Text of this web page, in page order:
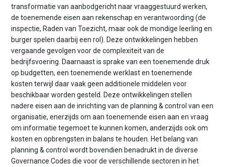
transformatie van aanbodgericht naar vraaggestuurd werken,
de toenemende eisen aan rekenschap en verantwoording (de
inspectie, Raden van Toezicht, maar ook de mondige leerling en
burger spelen daarbij een rol). Deze ontwikkelingen hebben
vergaande gevolgen voor de complexiteit van de
bedrijfsvoering. Daarnaast is sprake van een toenemende druk
op budgetten, een toenemende werklast en toenemende
kosten terwijl daar vaak geen additionele middelen voor
beschikbaar worden gesteld. Deze ontwikkelingen stellen
nadere eisen aan de inrichting van de planning & control van een
organisatie, enerzijds om aan toenemende eisen aan en vraag
om informatie tegemoet te kunnen komen, anderzijds ook om
kosten en opbrengsten in balans te houden. Het belang van
planning & control wordt bovendien benadrukt in de diverse
Governance Codes die voor de verschillende sectoren in het